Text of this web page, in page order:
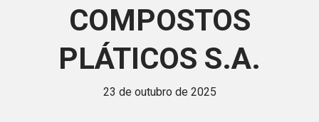
COMPOSTOS
PLÁTICOS S.A.
23 de outubro de 2025